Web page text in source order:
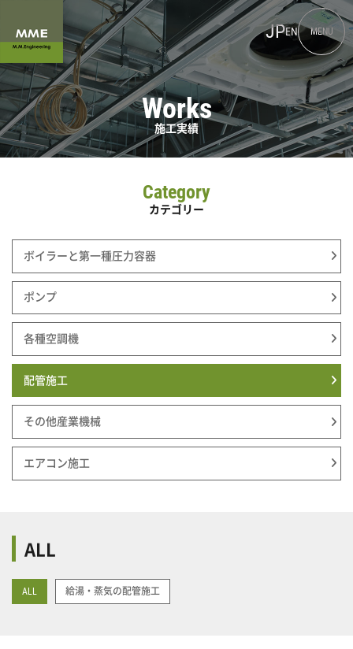
JPEN MENU
Works
施工実績
Category
カテゴリー
ボイラーと第一種圧力容器
ポンプ
各種空調機
配管施工
その他産業機械
エアコン施工
ALL
ALL 給湯・蒸気の配管施工